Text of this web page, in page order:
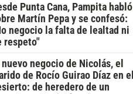
Punta Cana, Pampita habló
Martín Pepa y se confesó:
negocio la falta de lealtad ni
respeto"
negocio de Nicolás, el
de Rocío Guirao Díaz en el
de heredero de un